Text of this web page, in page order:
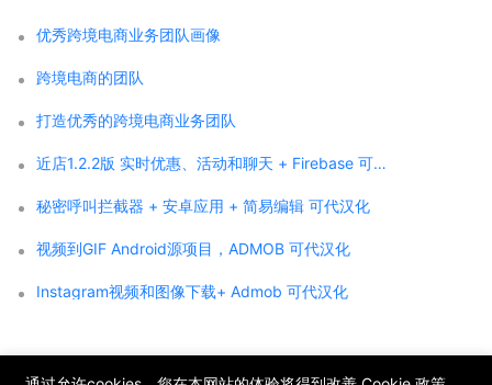
优秀跨境电商业务团队画像
跨境电商的团队
打造优秀的跨境电商业务团队
近店1.2.2版 实时优惠、活动和聊天 + Firebase 可代汉化
秘密呼叫拦截器 + 安卓应用 + 简易编辑 可代汉化
视频到GIF Android源项目，ADMOB 可代汉化
Instagram视频和图像下载+ Admob 可代汉化